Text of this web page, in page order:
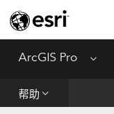
ArcGIS Pro Menu
帮助
工具参考